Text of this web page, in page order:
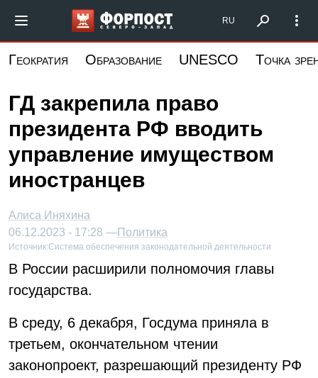
основному
Форпост Северо-Запад
RU
Геократия Образование UNESCO Точка
ГД закрепила право
президента РФ вводить
управление имуществом
иностранцев
Алиса Иняхина
06.12.2023 - 17:28 —Политика
Источник:Система обеспечения законодательной деятельности
В России расширили полномочия главы
государства.
В среду, 6 декабря, Госдума приняла в
третьем, окончательном чтении
законопроект, разрешающий президенту РФ